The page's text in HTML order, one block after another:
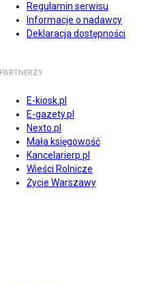
Regulamin serwisu
Informacje o nadawcy
Deklaracja dostępności
PARTNERZY
E-kiosk.pl
E-gazety.pl
Nexto.pl
Mała księgowość
Kancelarierp.pl
Wieści Rolnicze
Życie Warszawy